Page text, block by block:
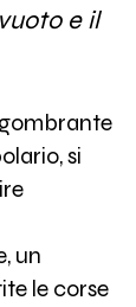
e il
si
un
le corse